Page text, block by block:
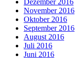
November 2016
Oktober 2016
September 2016
August 2016
Juli 2016
Juni 2016